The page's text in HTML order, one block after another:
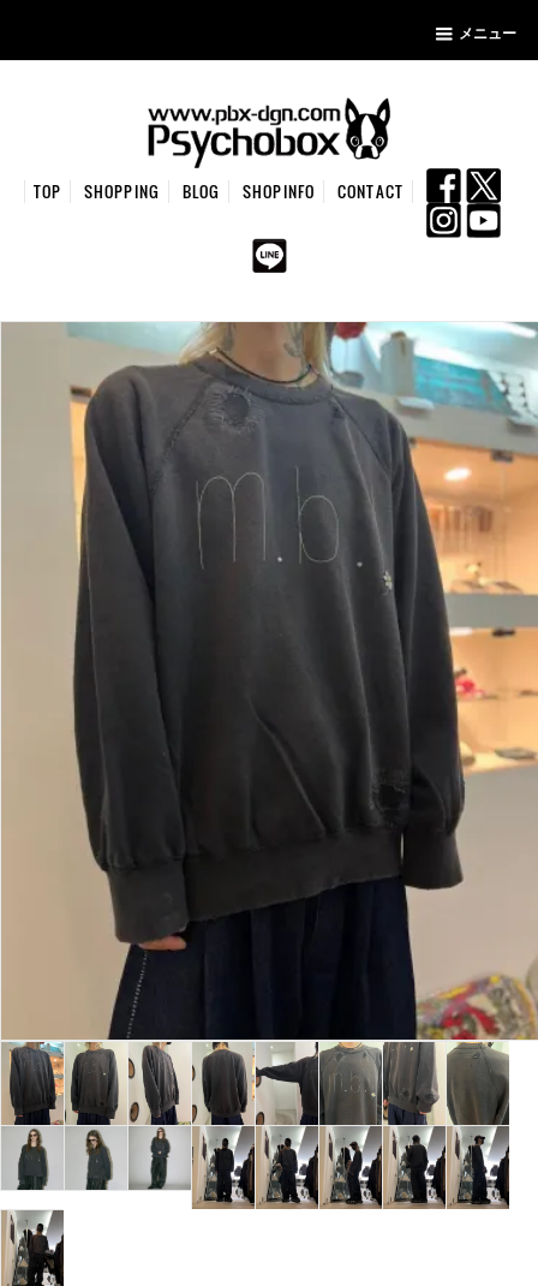
メニュー
TOP SHOPPING BLOG SHOPINFO CONTACT